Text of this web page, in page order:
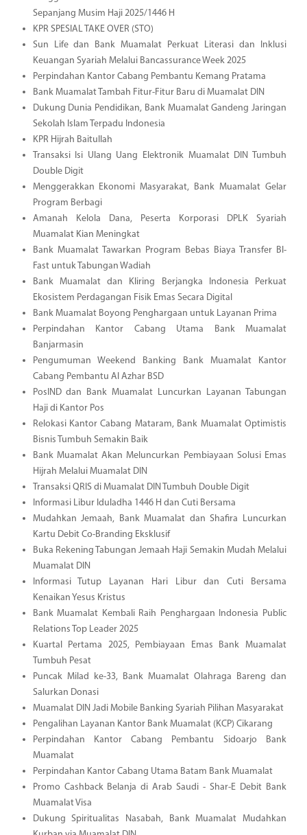
Sepanjang Musim Haji 2025/1446 H
KPR SPESIAL TAKE OVER (STO)
Sun Life dan Bank Muamalat Perkuat Literasi dan Inklusi
Keuangan Syariah Melalui Bancassurance Week 2025
Perpindahan Kantor Cabang Pembantu Kemang Pratama
Bank Muamalat Tambah Fitur-Fitur Baru di Muamalat DIN
Dukung Dunia Pendidikan, Bank Muamalat Gandeng Jaringan
Sekolah Islam Terpadu Indonesia
KPR Hijrah Baitullah
Transaksi Isi Ulang Uang Elektronik Muamalat DIN Tumbuh
Double Digit
Menggerakkan Ekonomi Masyarakat, Bank Muamalat Gelar
Program Berbagi
Amanah Kelola Dana, Peserta Korporasi DPLK Syariah
Muamalat Kian Meningkat
Bank Muamalat Tawarkan Program Bebas Biaya Transfer BI-
Fast untuk Tabungan Wadiah
Bank Muamalat dan Kliring Berjangka Indonesia Perkuat
Ekosistem Perdagangan Fisik Emas Secara Digital
Bank Muamalat Boyong Penghargaan untuk Layanan Prima
Perpindahan Kantor Cabang Utama Bank Muamalat
Banjarmasin
Pengumuman Weekend Banking Bank Muamalat Kantor
Cabang Pembantu Al Azhar BSD
PosIND dan Bank Muamalat Luncurkan Layanan Tabungan
Haji di Kantor Pos
Relokasi Kantor Cabang Mataram, Bank Muamalat Optimistis
Bisnis Tumbuh Semakin Baik
Bank Muamalat Akan Meluncurkan Pembiayaan Solusi Emas
Hijrah Melalui Muamalat DIN
Transaksi QRIS di Muamalat DIN Tumbuh Double Digit
Informasi Libur Iduladha 1446 H dan Cuti Bersama
Mudahkan Jemaah, Bank Muamalat dan Shafira Luncurkan
Kartu Debit Co-Branding Eksklusif
Buka Rekening Tabungan Jemaah Haji Semakin Mudah Melalui
Muamalat DIN
Informasi Tutup Layanan Hari Libur dan Cuti Bersama
Kenaikan Yesus Kristus
Bank Muamalat Kembali Raih Penghargaan Indonesia Public
Relations Top Leader 2025
Kuartal Pertama 2025, Pembiayaan Emas Bank Muamalat
Tumbuh Pesat
Puncak Milad ke-33, Bank Muamalat Olahraga Bareng dan
Salurkan Donasi
Muamalat DIN Jadi Mobile Banking Syariah Pilihan Masyarakat
Pengalihan Layanan Kantor Bank Muamalat (KCP) Cikarang
Perpindahan Kantor Cabang Pembantu Sidoarjo Bank
Muamalat
Perpindahan Kantor Cabang Utama Batam Bank Muamalat
Promo Cashback Belanja di Arab Saudi - Shar-E Debit Bank
Muamalat Visa
Dukung Spiritualitas Nasabah, Bank Muamalat Mudahkan